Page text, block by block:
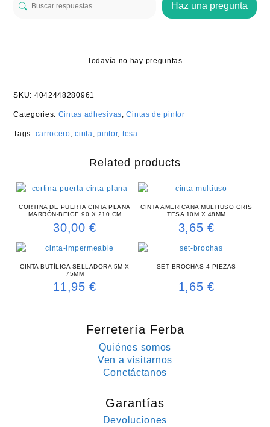
Haz una pregunta
Todavía no hay preguntas
SKU: 4042448280961
Categories: Cintas adhesivas,Cintas de pintor
Tags: carrocero,cinta,pintor, tesa
Related products
CORTINA DE PUERTA CINTA PLANA
MARRÓN-BEIGE 90 X 210 CM
30,00€
CINTA AMERICANA MULTIUSO GRIS
TESA 10M X 48MM
3,65€
CINTA BUTÍLICA SELLADORA 5M X
75MM
11,95€
SET BROCHAS 4 PIEZAS
1,65€
Ferretería Ferba
Quiénes somos
Ven a visitarnos
Conctáctanos
Garantías
Devoluciones